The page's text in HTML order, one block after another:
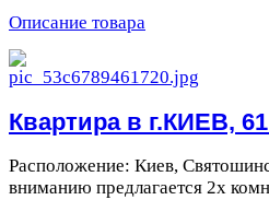
Описание товара
Квартира в г.КИЕВ,
Расположение: Киев,
вниманию предлагается 2х